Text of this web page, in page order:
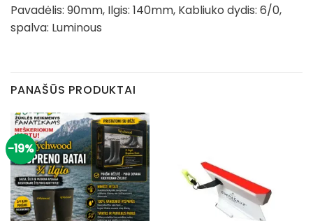
Pavadėlis: 90mm, Ilgis: 140mm, Kabliuko dydis: 6/0,
spalva: Luminous
PANAŠŪS PRODUKTAI
-19%